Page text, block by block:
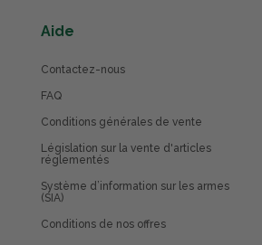
Aide
Contactez-nous
FAQ
Conditions générales de vente
Législation sur la vente d'articles
réglementés
Système d’information sur les armes
(SIA)
Conditions de nos offres